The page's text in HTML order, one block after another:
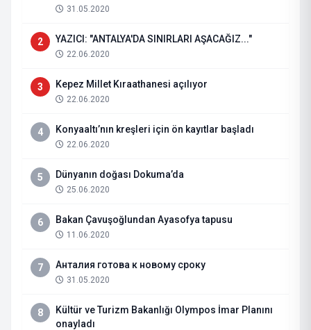
31.05.2020
2 YAZICI: "ANTALYA'DA SINIRLARI AŞACAĞIZ..."
22.06.2020
3 Kepez Millet Kıraathanesi açılıyor
22.06.2020
4 Konyaaltı’nın kreşleri için ön kayıtlar başladı
22.06.2020
5 Dünyanın doğası Dokuma’da
25.06.2020
6 Bakan Çavuşoğlundan Ayasofya tapusu
11.06.2020
7 Анталия готова к новому сроку
31.05.2020
8
Kültür ve Turizm Bakanlığı Olympos İmar Planını
onayladı